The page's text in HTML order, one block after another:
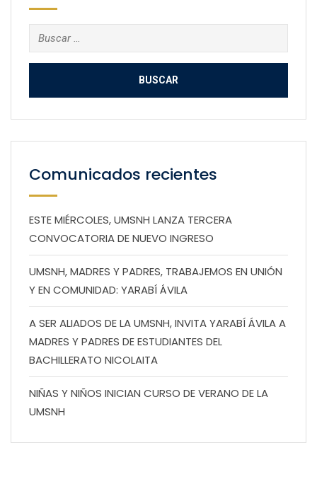
Buscar:
Comunicados recientes
ESTE MIÉRCOLES, UMSNH LANZA TERCERA
CONVOCATORIA DE NUEVO INGRESO
UMSNH, MADRES Y PADRES, TRABAJEMOS EN UNIÓN
Y EN COMUNIDAD: YARABÍ ÁVILA
A SER ALIADOS DE LA UMSNH, INVITA YARABÍ ÁVILA A
MADRES Y PADRES DE ESTUDIANTES DEL
BACHILLERATO NICOLAITA
NIÑAS Y NIÑOS INICIAN CURSO DE VERANO DE LA
UMSNH